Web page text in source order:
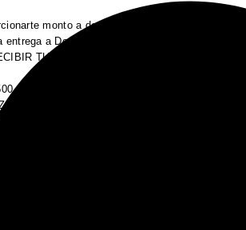
monto a depositar y proporcionarte tu guía.
a Domicilio $200 (costo envío $50)
TU PEDIDO
(Envío se cotiza una vez surtido el pedido)
ANTES DEL ENVIO.